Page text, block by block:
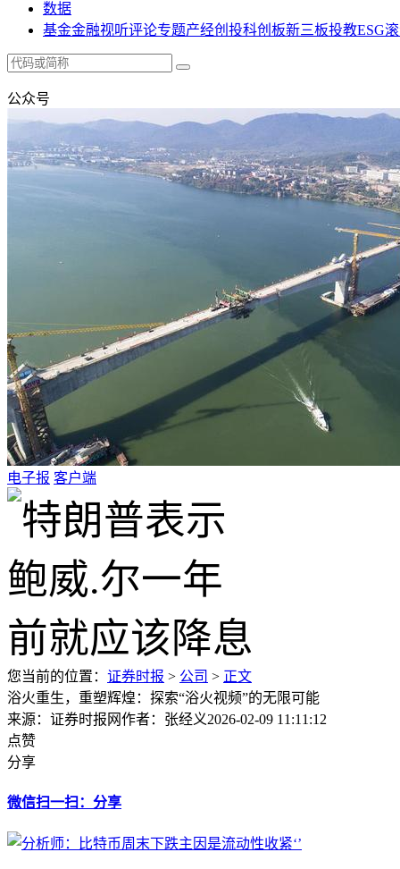
数据
基金金融视听评论专题产经创投科创板新三板投教ESG
公众号
电子报 客户端
您当前的位置： 证券时报 > 公司 > 正文
浴火重生，重塑辉煌：探索“浴火视频”的无限可能
来源：证券时报网作者：张经义2026-02-09 11:11:12
点赞
分享
微信扫一扫：分享